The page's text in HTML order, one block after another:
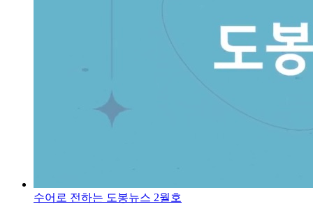
수어로 전하는 도봉뉴스 2월호